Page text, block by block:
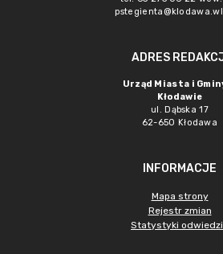
ADRES
Urząd Miasta i
Kłodawie
ul. Dąbska 17
62-650 Kłodawa
INFORMACJE
Mapa strony
Rejestr zmian
Statystyki